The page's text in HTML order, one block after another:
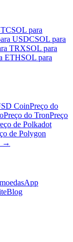
SOL para
USDCSOL para
TRXSOL para
ETHSOL para
CoinPreço do
Preço do TronPreço
de Polkadot
de Polygon
→
App
Blog